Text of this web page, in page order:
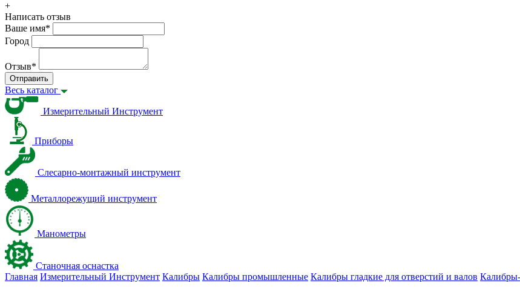
+
Написать отзыв
Ваше имя*
Город
Отзыв*
Отправить
Весь каталог
Измерительный Инструмент
Приборы
Слесарно-монтажный инструмент
Металлорежущий инструмент
Манометры
Станочная оснастка
Главная Измерительный Инструмент Калибры Калибры промышленные Калибры гладкие для отверстий и валов